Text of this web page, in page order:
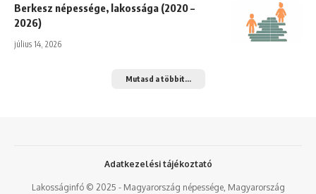
Berkesz népessége, lakossága (2020 –
2026)
július 14, 2026
Mutasd a többit...
Lakosságinfó © 2025 - Magyarország népessége, Magyarország
Adatkezelési tájékoztató